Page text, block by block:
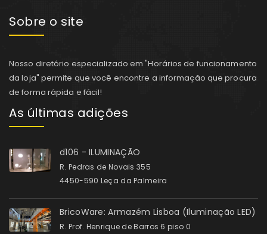
Sobre o site
Nosso diretório especializado em "Horários de funcionamento
da loja" permite que você encontre a informação que procura
de forma rápida e fácil!
As últimas adições
d106 - ILUMINAÇÃO
R. Pedras de Novais 355
4450-590 Leça da Palmeira
BricoWare: Armazém Lisboa (Iluminação LED)
R. Prof. Henrique de Barros 6 piso 0